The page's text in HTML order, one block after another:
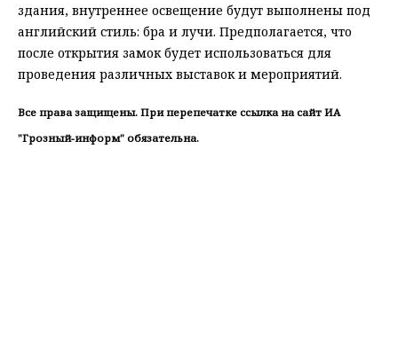
здания, внутреннее освещение будут выполнены под
английский стиль: бра и лучи. Предполагается, что
после открытия замок будет использоваться для
проведения различных выставок и мероприятий.
Все права защищены. При перепечатке ссылка на сайт ИА
"Грозный-информ" обязательна.